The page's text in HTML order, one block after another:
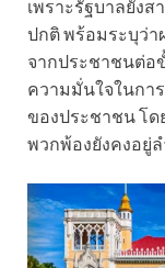
เพราะรัฐบาลยัง
ปกติ พร้อมระบุว่า
จากประชาชนต่อ
ความมั่นใจในกา
ของประชาชน โด
พวกพ้องยังคงอยู่